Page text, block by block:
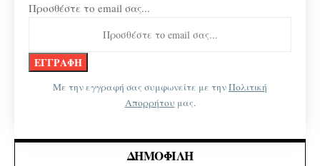
Προσθέστε το email σας...
Με την εγγραφή σας συμφωνείτε με τηνΠολιτική
Απορρήτου μας.
ΔΗΜΟΦΙΛΉ